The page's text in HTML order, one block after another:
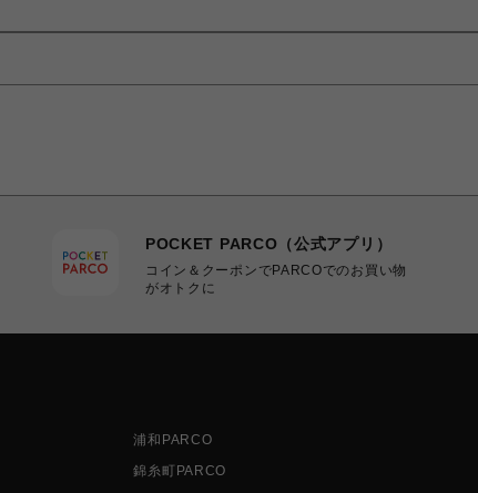
POCKET PARCO（公式アプリ）
コイン＆クーポンでPARCOでのお買い物
がオトクに
浦和PARCO
錦糸町PARCO